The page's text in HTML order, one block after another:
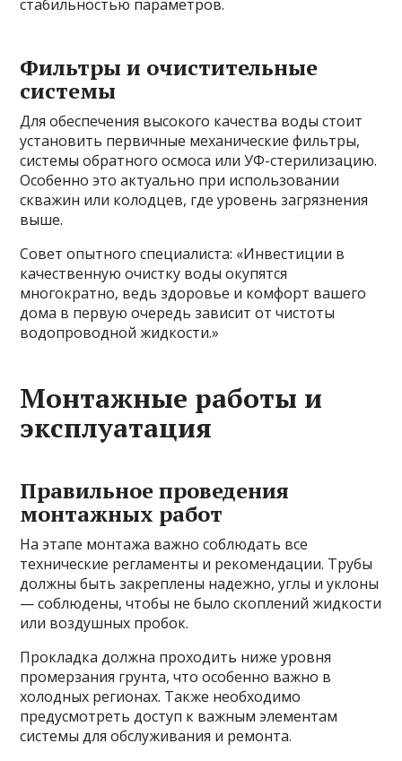
стабильностью параметров.
Фильтры и очистительные
системы
Для обеспечения высокого качества воды стоит
установить первичные механические фильтры,
системы обратного осмоса или УФ-стерилизацию.
Особенно это актуально при использовании
скважин или колодцев, где уровень загрязнения
выше.
Совет опытного специалиста: «Инвестиции в
качественную очистку воды окупятся
многократно, ведь здоровье и комфорт вашего
дома в первую очередь зависит от чистоты
водопроводной жидкости.»
Монтажные работы и
эксплуатация
Правильное проведения
монтажных работ
На этапе монтажа важно соблюдать все
технические регламенты и рекомендации. Трубы
должны быть закреплены надежно, углы и уклоны
— соблюдены, чтобы не было скоплений жидкости
или воздушных пробок.
Прокладка должна проходить ниже уровня
промерзания грунта, что особенно важно в
холодных регионах. Также необходимо
предусмотреть доступ к важным элементам
системы для обслуживания и ремонта.